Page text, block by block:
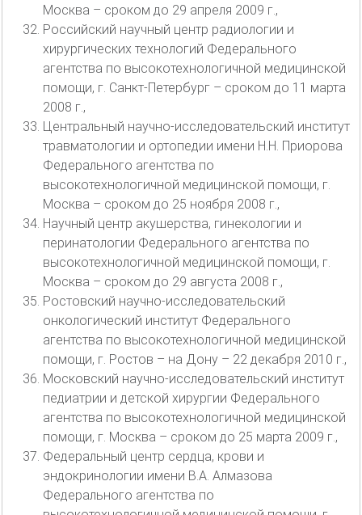
Москва – сроком до 29 апреля 2009 г.,
Российский научный центр радиологии и
хирургических технологий Федерального
агентства по высокотехнологичной медицинской
помощи, г. Санкт-Петербург – сроком до 11 марта
2008 г.,
Центральный научно-исследовательский институт
травматологии и ортопедии имени Н.Н. Приорова
Федерального агентства по
высокотехнологичной медицинской помощи, г.
Москва – сроком до 25 ноября 2008 г.,
Научный центр акушерства, гинекологии и
перинатологии Федерального агентства по
высокотехнологичной медицинской помощи, г.
Москва – сроком до 29 августа 2008 г.,
Ростовский научно-исследовательский
онкологический институт Федерального
агентства по высокотехнологичной медицинской
помощи, г. Ростов – на Дону – 22 декабря 2010 г.,
Московский научно-исследовательский институт
педиатрии и детской хирургии Федерального
агентства по высокотехнологичной медицинской
помощи, г. Москва – сроком до 25 марта 2009 г.,
Федеральный центр сердца, крови и
эндокринологии имени В.А. Алмазова
Федерального агентства по